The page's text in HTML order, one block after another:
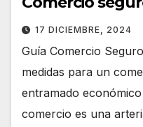
17 DICIEMBRE, 2024
Guía Comercio
medidas para un
entramado
comercio es una